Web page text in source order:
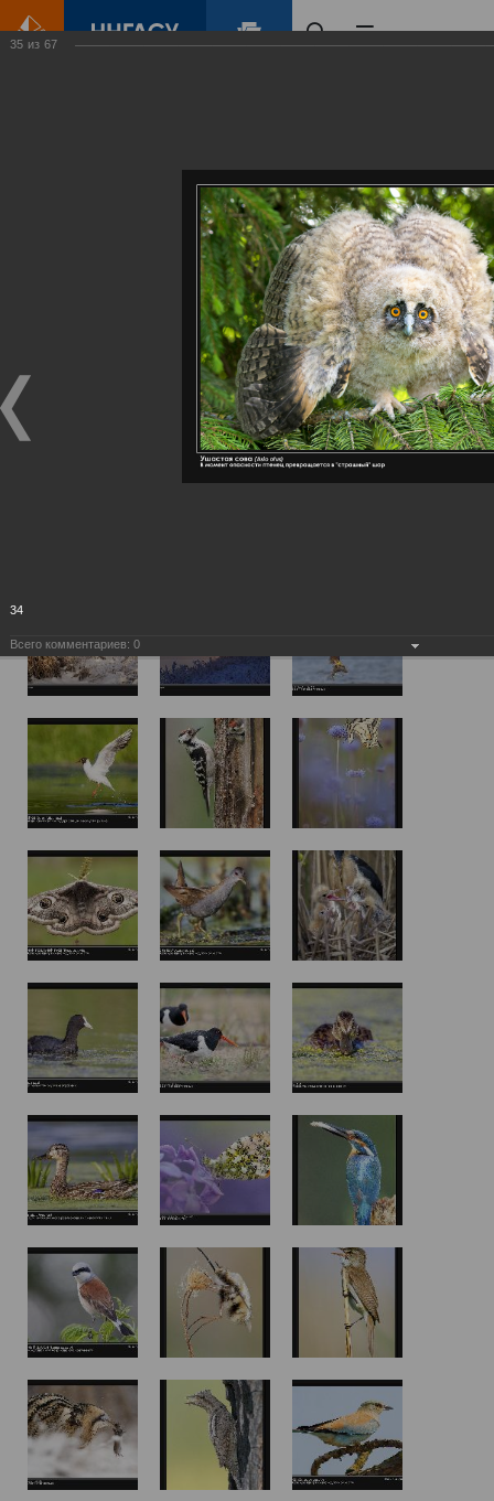
Фотогалерея
35 из 67
34
Всего комментариев: 0